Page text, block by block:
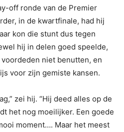
off ronde van de Premier
in de kwartfinale, had hij
kon die stunt dus tegen
hij in delen goed speelde,
niet benutten, en
voor zijn gemiste kansen.
zei hij. “Hij deed alles op de
het nog moeilijker. Een goede
moment…. Maar het meest